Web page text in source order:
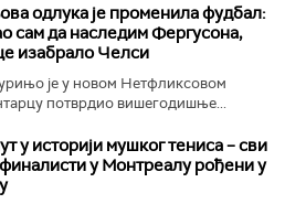
одлука је променила фудбал:
сам да наследим Фергусона,
изабрало Челси
је у новом Нетфликсовом
потврдио вишегодишње...
у историји мушког тениса – сви
у Монтреалу рођени у